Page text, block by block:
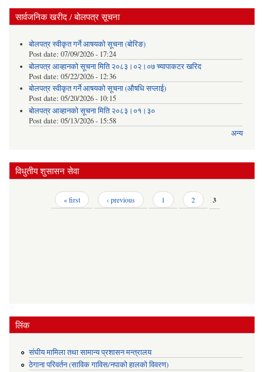
सार्वजनिक खरीद / बोलपत्र सूचना
बोलपत्र स्वीकृत गर्ने आषयको सूचना (बोरिङ)
Post date: 07/09/2026 - 17:24
बोलपत्र आव्हानको सूचना मिति २०८३।०२।०७ च्यापाकटर खरिद
Post date: 05/22/2026 - 12:36
बोलपत्र स्वीकृत गर्ने आषयको सूचना (औषधि सप्लाई)
Post date: 05/20/2026 - 10:15
बोलपत्र आव्हानको सूचना मिति २०८३।०१।३०
Post date: 05/13/2026 - 15:58
अन्य
विधुतीय शुसासन सेवा
« first ‹ previous 1 2 3
लिंक
संघीय मामिला तथा सामान्य प्रशासन मन्त्रालय
ठेगाना परिवर्तन (साविक गाविस/नपाको हालको विवरण)